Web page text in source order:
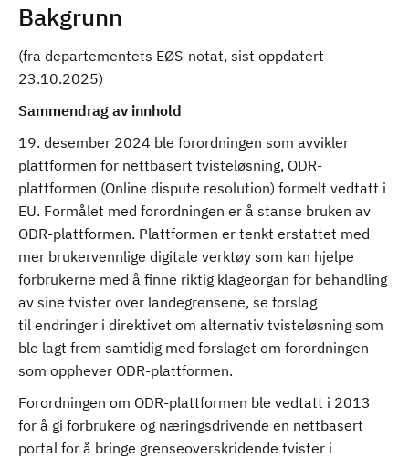
Bakgrunn
(fra departementets EØS-notat, sist oppdatert
23.10.2025)
Sammendrag av innhold
19. desember 2024 ble forordningen som avvikler
plattformen for nettbasert tvisteløsning, ODR-
plattformen (Online dispute resolution) formelt vedtatt i
EU. Formålet med forordningen er å stanse bruken av
ODR-plattformen. Plattformen er tenkt erstattet med
mer brukervennlige digitale verktøy som kan hjelpe
forbrukerne med å finne riktig klageorgan for behandling
av sine tvister over landegrensene, se forslag
til endringer i direktivet om alternativ tvisteløsning som
ble lagt frem samtidig med forslaget om forordningen
som opphever ODR-plattformen.
Forordningen om ODR-plattformen ble vedtatt i 2013
for å gi forbrukere og næringsdrivende en nettbasert
portal for å bringe grenseoverskridende tvister i